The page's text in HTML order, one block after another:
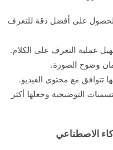
على أفضل دقة للتعرف
عملية التعرف على الكلام.
وضوح الصورة.
تتوافق مع محتوى الفيديو.
التوضيحية وجعلها أكثر
الاصطناعي